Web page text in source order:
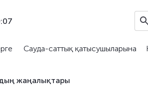
Сауда-саттық қатысушыларына
жаңалықтары